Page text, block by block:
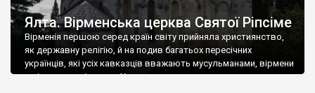
Ялта. Вірменська церква Святої Ріпсіме
Вірменія першою серед країн світу прийняла християнство,
як державну релігію, й на подив багатьох пересічних
українців, які усіх кавказців вважають мусульманами, вірмени
є відданими вірянами Христа